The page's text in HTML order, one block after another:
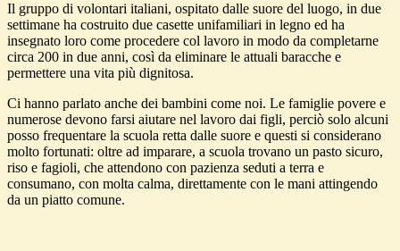
Il gruppo di volontari italiani, ospitato dalle suore del luogo, in due
settimane ha costruito due casette unifamiliari in legno ed ha
insegnato loro come procedere col lavoro in modo da completarne
circa 200 in due anni, così da eliminare le attuali baracche e
permettere una vita più dignitosa.
Ci hanno parlato anche dei bambini come noi. Le famiglie povere e
numerose devono farsi aiutare nel lavoro dai figli, perciò solo alcuni
posso frequentare la scuola retta dalle suore e questi si considerano
molto fortunati: oltre ad imparare, a scuola trovano un pasto sicuro,
riso e fagioli, che attendono con pazienza seduti a terra e
consumano, con molta calma, direttamente con le mani attingendo
da un piatto comune.